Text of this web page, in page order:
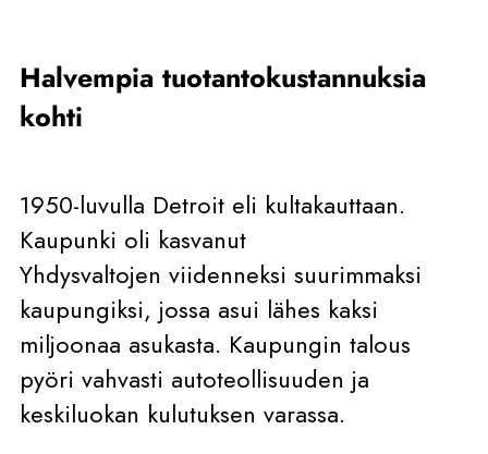
Halvempia tuotantokustannuksia
kohti
1950-luvulla Detroit eli kultakauttaan.
Kaupunki oli kasvanut
Yhdysvaltojen viidenneksi suurimmaksi
kaupungiksi, jossa asui lähes kaksi
miljoonaa asukasta. Kaupungin talous
pyöri vahvasti autoteollisuuden ja
keskiluokan kulutuksen varassa.